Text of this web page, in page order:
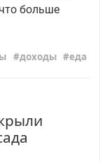
больше
доходы еда